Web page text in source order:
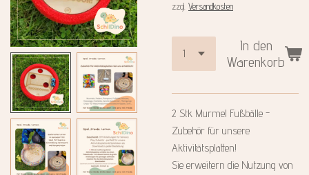
zzgl. Versandkosten
In den
Warenkorb
2 Stk Murmel Fußbälle -
Zubehör für unsere
Aktivitätsplatten!
Sie erweitern die Nutzung von